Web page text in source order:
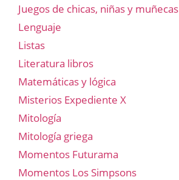
Juegos de chicas, niñas y muñecas
Lenguaje
Listas
Literatura libros
Matemáticas y lógica
Misterios Expediente X
Mitología
Mitología griega
Momentos Futurama
Momentos Los Simpsons